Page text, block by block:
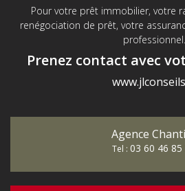
Pour votre prêt immobilier, votre
renégociation de prêt, votre
professionnel.
Prenez contact avec
Agence
Tel : 03 60 46 85